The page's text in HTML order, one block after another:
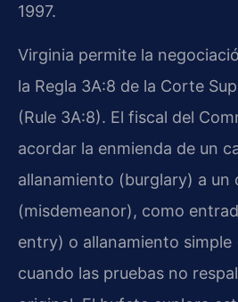
1997.
Virginia permite la
la Regla 3A:8 de la Corte
(Rule 3A:8). El fiscal del
acordar la enmienda de un
allanamiento (burglary) a un
(misdemeanor), como
entry) o allanamiento simple
cuando las pruebas no